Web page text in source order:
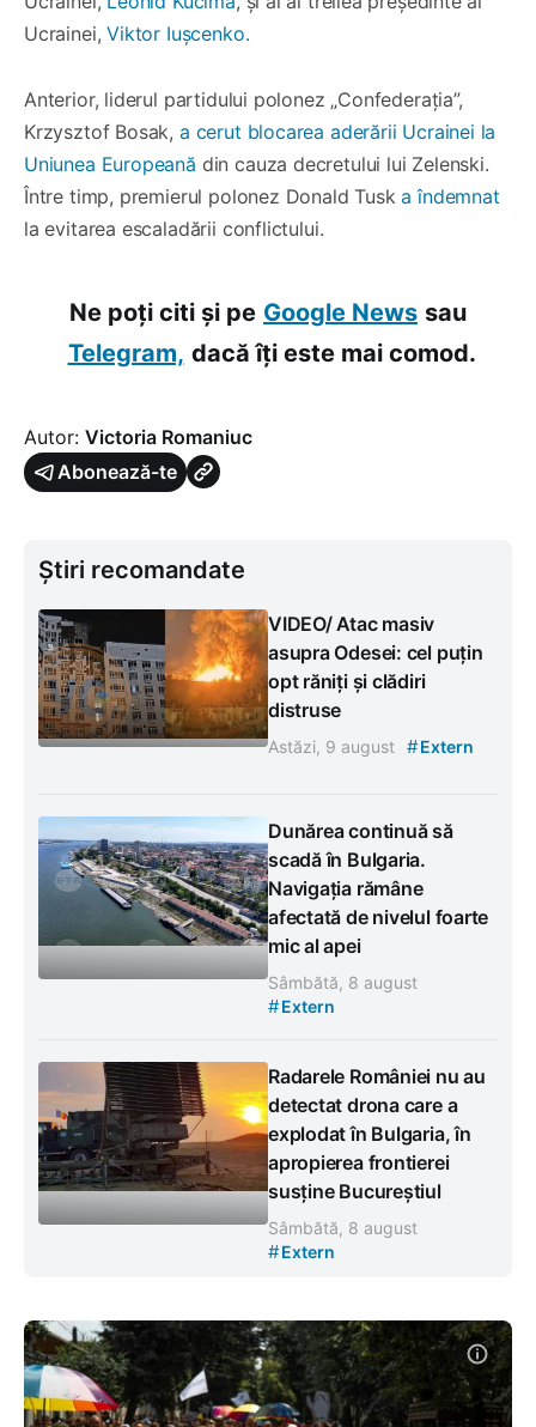
Ucrainei,Viktor Iușcenko.
Anterior, liderul partidului polonez „Confederația”,
Krzysztof Bosak, a cerut blocarea aderării Ucrainei la
Uniunea Europeană din cauza decretului lui Zelenski.
Între timp, premierul polonez Donald Tuska îndemnat
la evitarea escaladării conflictului.
Ne poți citi și pe Google News sau
Telegram, dacă îți este mai comod.
Autor: Victoria Romaniuc
Abonează-te
Știri recomandate
VIDEO/ Atac masiv
asupra Odesei: cel puțin
opt răniți și clădiri
distruse
Astăzi, 9 august #Extern
Dunărea continuă să
scadă în Bulgaria.
Navigația rămâne
afectată de nivelul foarte
mic al apei
Sâmbătă, 8 august
#Extern
Radarele României nu au
detectat drona care a
explodat în Bulgaria, în
apropierea frontierei
susține Bucureștiul
Sâmbătă, 8 august
#Extern